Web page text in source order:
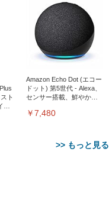
ト
Amazon Echo Dot (エコー
ドット) 第5世代 - Alexa、
センサー搭載、鮮やかな
￥7,480
>> もっと見る